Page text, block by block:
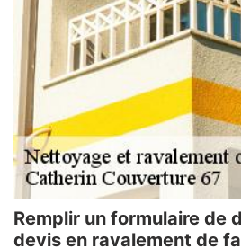
Remplir un formulaire de
devis en ravalement de